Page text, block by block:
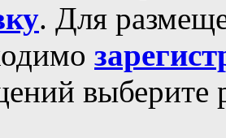
. Для
выберите